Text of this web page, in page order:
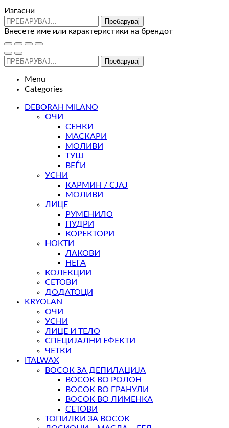
Изгасни
Пребарувај
Внесете име или карактеристики на брендот
Пребарувај
Menu
Categories
DEBORAH MILANO
ОЧИ
СЕНКИ
МАСКАРИ
МОЛИВИ
ТУШ
ВЕЃИ
УСНИ
КАРМИН / СЈАЈ
МОЛИВИ
ЛИЦЕ
РУМЕНИЛО
ПУДРИ
КОРЕКТОРИ
НОКТИ
ЛАКОВИ
НЕГА
КОЛЕКЦИИ
СЕТОВИ
ДОДАТОЦИ
KRYOLAN
ОЧИ
УСНИ
ЛИЦЕ И ТЕЛО
СПЕЦИЈАЛНИ ЕФЕКТИ
ЧЕТКИ
ITALWAX
ВОСОК ЗА ДЕПИЛАЦИЈА
ВОСОК ВО РОЛОН
ВОСОК ВО ГРАНУЛИ
ВОСОК ВО ЛИМЕНКА
СЕТОВИ
ТОПИЛКИ ЗА ВОСОК